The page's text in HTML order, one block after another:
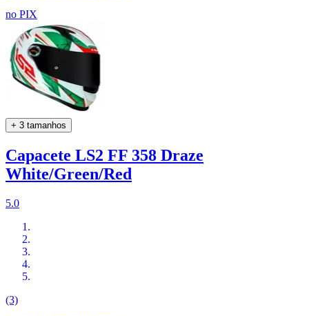
no PIX
+ 3 tamanhos
Capacete LS2 FF 358 Draze
White/Green/Red
5.0
(3)